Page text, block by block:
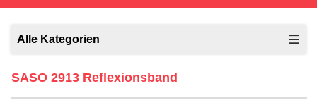
Alle Kategorien
SASO 2913 Reflexionsband